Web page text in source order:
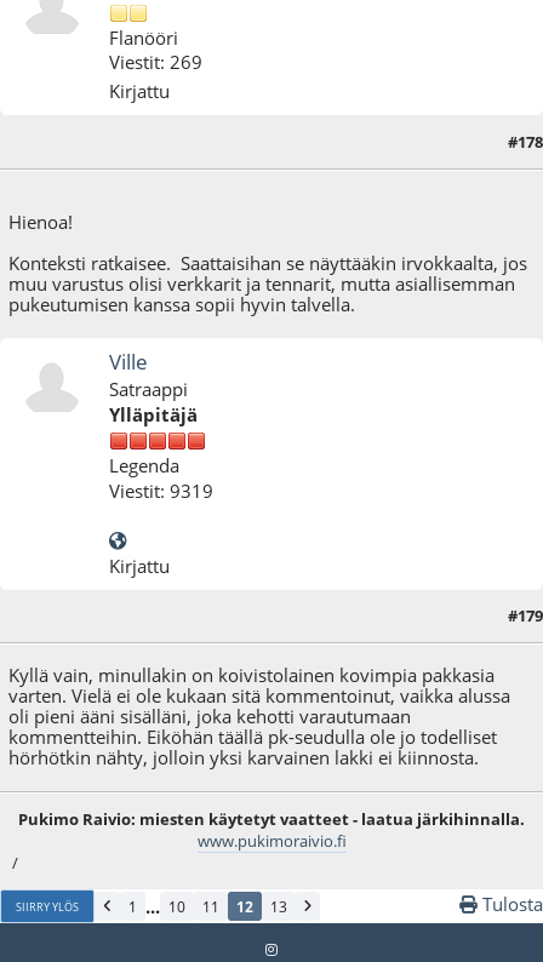
Flanööri
Viestit: 269
Kirjattu
#178
Hienoa!
Konteksti ratkaisee. Saattaisihan se näyttääkin irvokkaalta, jos
muu varustus olisi verkkarit ja tennarit, mutta asiallisemman
pukeutumisen kanssa sopii hyvin talvella.
Ville
Satraappi
Ylläpitäjä
Legenda
Viestit: 9319
Kirjattu
#179
Kyllä vain, minullakin on koivistolainen kovimpia pakkasia
varten. Vielä ei ole kukaan sitä kommentoinut, vaikka alussa
oli pieni ääni sisälläni, joka kehotti varautumaan
kommentteihin. Eiköhän täällä pk-seudulla ole jo todelliset
hörhötkin nähty, jolloin yksi karvainen lakki ei kiinnosta.
Pukimo Raivio: miesten käytetyt vaatteet - laatua järkihinnalla.
www.pukimoraivio.fi
/
SIIRRY YLÖS 1 ... 10 11 12 13 Tulosta